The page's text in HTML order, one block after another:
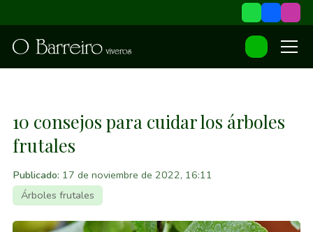
10 consejos para cuidar los árboles
frutales
Publicado: 17 de noviembre de 2022, 16:11
Árboles frutales